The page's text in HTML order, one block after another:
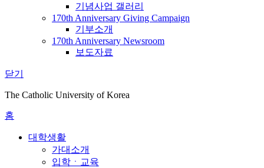
기념사업 갤러리
170th Anniversary Giving Campaign
기부소개
170th Anniversary Newsroom
보도자료
닫기
The Catholic University of Korea
홈
대학생활
가대소개
입학ㆍ교육